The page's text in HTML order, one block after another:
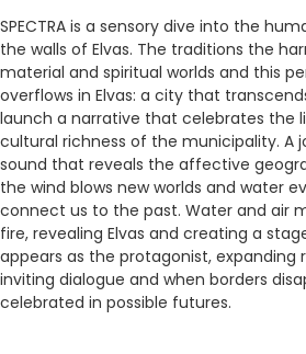
SPECTRA is a sensory dive into the
the walls of Elvas. The traditions the
material and spiritual worlds and this
overflows in Elvas: a city that
launch a narrative that celebrates the
cultural richness of the municipality. A
sound that reveals the affective
the wind blows new worlds and water
connect us to the past. Water and air
fire, revealing Elvas and creating a
appears as the protagonist, expanding
inviting dialogue and when borders
celebrated in possible futures.